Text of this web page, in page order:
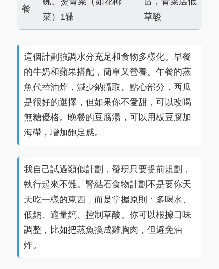
餐
菜）1碟
草酸
這個計劃強調水分充足和食物多樣化。早餐
的牛奶和蘋果搭配，簡單又營養。午餐的蒸
魚代替油炸，減少鈉攝取。點心部分，西瓜
是很好的選擇，但如果你不愛甜，可以改喝
無糖優格。晚餐的豆腐湯，可以用板豆腐加
海帶，增加飽足感。
我自己試過類似計劃，發現只要提前規劃，
執行起來不難。腎結石食物計劃不是要你天
天吃一樣的東西，而是掌握原則：多喝水、
低鈉、適量鈣、控制草酸。你可以根據口味
調整，比如把蒸魚換成雞胸肉，但避免油
炸。